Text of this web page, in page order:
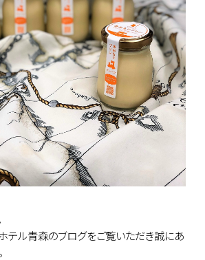
テル青森のブログをご覧いただき誠にあ